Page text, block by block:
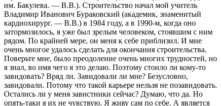
им. Бакулева. — В.В.). Строительство начал мой учитель
Владимир Иванович Бураковский (академик, знаменитый
кардиохирург. — В.В.) в 1984 году, а в 1990-м, когда оно
затормозилось, я уже был зрелым человеком, стоявшим с ним
рядом. По крайней мере, он меня к себе приблизил. И мне
очень многое удалось сделать для окончания строительства.
Поверьте мне, было преодоление очень многих трудностей, но
я знал, во имя чего я это делаю. Поэтому стоило ли кому-то
завидовать? Вряд ли. Завидовали ли мне? Безусловно,
завидовали. Потому что такой карьере нельзя не позавидовать.
Остались ли у меня завистники сейчас? Думаю, что да. Но
опять-таки я их не чувствую. Я живу сам по себе. А является